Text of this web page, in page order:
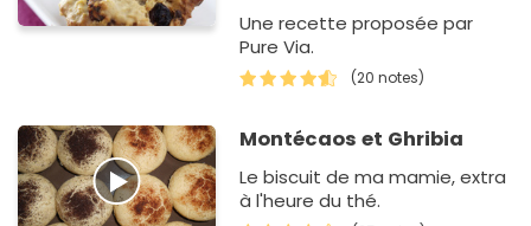
Une recette proposée par
Pure Via.
(20 notes)
Montécaos et Ghribia
Le biscuit de ma mamie, extra
à l'heure du thé.